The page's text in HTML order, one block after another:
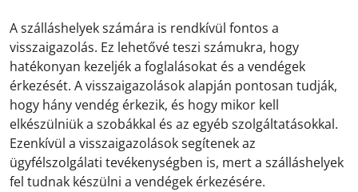
A szálláshelyek számára is rendkívül fontos a
visszaigazolás. Ez lehetővé teszi számukra, hogy
hatékonyan kezeljék a foglalásokat és a vendégek
érkezését. A visszaigazolások alapján pontosan tudják,
hogy hány vendég érkezik, és hogy mikor kell
elkészülniük a szobákkal és az egyéb szolgáltatásokkal.
Ezenkívül a visszaigazolások segítenek az
ügyfélszolgálati tevékenységben is, mert a szálláshelyek
fel tudnak készülni a vendégek érkezésére.